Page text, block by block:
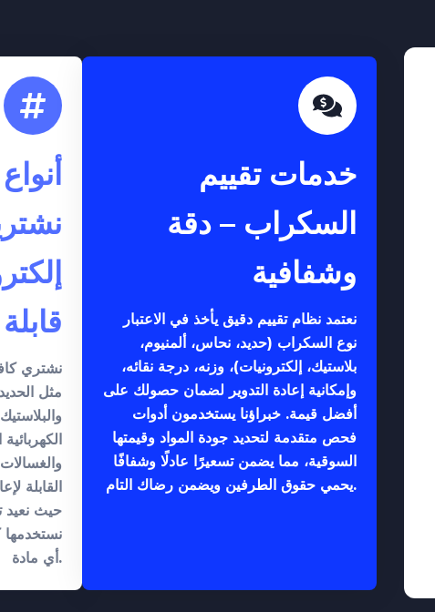
نشتري
مثل
القابلة
حيث نعيد
أي مادة.
خدمات تقييم
السكراب – دقة
وشفافية
نعتمد نظام تقييم دقيق يأخذ في الاعتبار
نوع السكراب (حديد، نحاس، ألمنيوم،
بلاستيك، إلكترونيات)، وزنه، درجة نقائه،
وإمكانية إعادة التدوير لضمان حصولك على
أفضل قيمة. خبراؤنا يستخدمون أدوات
فحص متقدمة لتحديد جودة المواد وقيمتها
السوقية، مما يضمن تسعيرًا عادلًا وشفافًا
يحمي حقوق الطرفين ويضمن رضاك التام.